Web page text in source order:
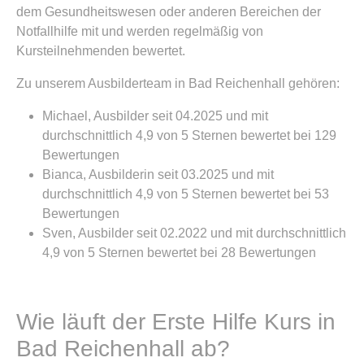
dem Gesundheitswesen oder anderen Bereichen der
Notfallhilfe mit und werden regelmäßig von
Kursteilnehmenden bewertet.
Zu unserem Ausbilderteam in Bad Reichenhall gehören:
Michael, Ausbilder seit 04.2025 und mit
durchschnittlich 4,9 von 5 Sternen bewertet bei 129
Bewertungen
Bianca, Ausbilderin seit 03.2025 und mit
durchschnittlich 4,9 von 5 Sternen bewertet bei 53
Bewertungen
Sven, Ausbilder seit 02.2022 und mit durchschnittlich
4,9 von 5 Sternen bewertet bei 28 Bewertungen
Wie läuft der Erste Hilfe Kurs in
Bad Reichenhall ab?